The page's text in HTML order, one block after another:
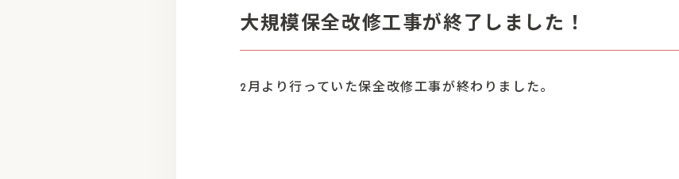
大規模保全改修工事が終了しました！
2月より行っていた保全改修工事が終わりました。